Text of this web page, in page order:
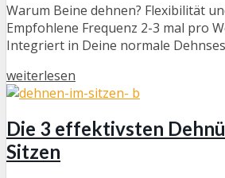
Warum Beine dehnen? Flexibilität
Empfohlene Frequenz 2-3 mal pro
Integriert in Deine normale
weiterlesen
Die 3 effektivsten
Sitzen